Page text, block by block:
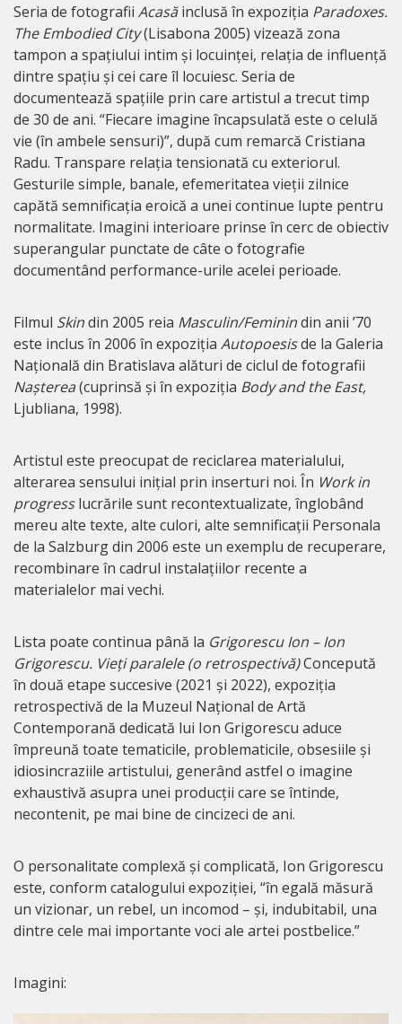
Seria de fotografii Acasăinclusă în expoziția Paradoxes.
The Embodied City(Lisabona 2005) vizează zona
tampon a spațiului intim și locuinței, relația de influență
dintre spațiu și cei care îl locuiesc. Seria de
documentează spațiile prin care artistul a trecut timp
de 30 de ani. “Fiecare imagine încapsulată este o celulă
vie (în ambele sensuri)”, după cum remarcă Cristiana
Radu. Transpare relația tensionată cu exteriorul.
Gesturile simple, banale, efemeritatea vieții zilnice
capătă semnificația eroică a unei continue lupte pentru
normalitate. Imagini interioare prinse în cerc de obiectiv
superangular punctate de câte o fotografie
documentând performance-urile acelei perioade.
Filmul Skindin 2005 reia Masculin/Feminindin anii ’70
este inclus în 2006 în expoziția Autopoesisde la Galeria
Națională din Bratislava alături de ciclul de fotografii
Nașterea(cuprinsă și în expoziția Body and the East,
Ljubliana, 1998).
Artistul este preocupat de reciclarea materialului,
alterarea sensului inițial prin inserturi noi. În Work in
progresslucrările sunt recontextualizate, înglobând
mereu alte texte, alte culori, alte semnificații Personala
de la Salzburg din 2006 este un exemplu de recuperare,
recombinare în cadrul instalațiilor recente a
materialelor mai vechi.
Lista poate continua până la Grigorescu Ion – Ion
Grigorescu. Vieți paralele (o retrospectivă)Concepută
în două etape succesive (2021 și 2022), expoziția
retrospectivă de la Muzeul Național de Artă
Contemporană dedicată lui Ion Grigorescu aduce
împreună toate tematicile, problematicile, obsesiile și
idiosincraziile artistului, generând astfel o imagine
exhaustivă asupra unei producții care se întinde,
necontenit, pe mai bine de cincizeci de ani.
O personalitate complexă și complicată, Ion Grigorescu
este, conform catalogului expoziției, “în egală măsură
un vizionar, un rebel, un incomod – și, indubitabil, una
dintre cele mai importante voci ale artei postbelice.”
Imagini: